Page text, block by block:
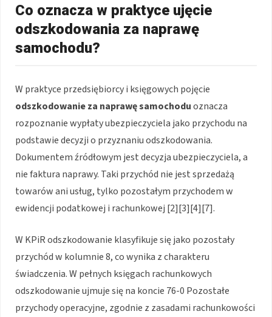
Co oznacza w praktyce ujęcie
odszkodowania za naprawę
samochodu?
W praktyce przedsiębiorcy i księgowych pojęcie
odszkodowanie za naprawę samochoduoznacza
rozpoznanie wypłaty ubezpieczyciela jako przychodu na
podstawie decyzji o przyznaniu odszkodowania.
Dokumentem źródłowym jest decyzja ubezpieczyciela, a
nie faktura naprawy. Taki przychód nie jest sprzedażą
towarów ani usług, tylko pozostałym przychodem w
ewidencji podatkowej i rachunkowej [2][3][4][7].
W KPiR odszkodowanie klasyfikuje się jako pozostały
przychód w kolumnie 8, co wynika z charakteru
świadczenia. W pełnych księgach rachunkowych
odszkodowanie ujmuje się na koncie 76-0 Pozostałe
przychody operacyjne, zgodnie z zasadami rachunkowości